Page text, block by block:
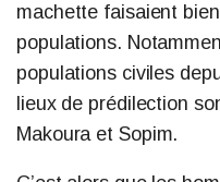
machette faisaient
populations.
populations civiles
lieux de prédilection
Makoura et Sopim.